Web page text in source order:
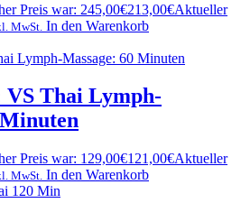
Preis war: 245,00€213,00€Aktueller
MwSt. In den Warenkorb
Thai Lymph-
Preis war: 129,00€121,00€Aktueller
MwSt. In den Warenkorb